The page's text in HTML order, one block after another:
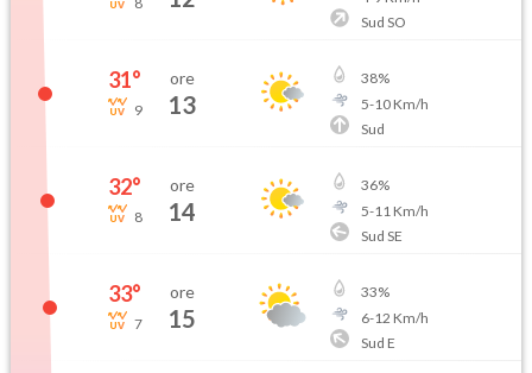
Sud SO
31°
9
ore
13
38%
5-10Km/h
Sud
32°
8
ore
14
36%
5-11 Km/h
Sud SE
33°
7
ore
15
33%
6-12 Km/h
Sud E